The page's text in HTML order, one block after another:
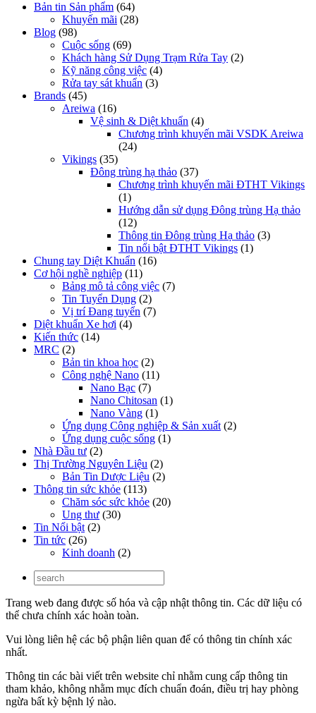
Bản tin Sản phẩm (64)
Khuyến mãi (28)
Blog (98)
Cuộc sống (69)
Khách hàng Sử Dụng Trạm Rửa Tay (2)
Kỹ năng công việc (4)
Rửa tay sát khuẩn (3)
Brands (45)
Areiwa (16)
Vệ sinh & Diệt khuẩn (4)
Chương trình khuyến mãi VSDK Areiwa
(24)
Vikings (35)
Đông trùng hạ thảo (37)
Chương trình khuyến mãi ĐTHT Vikings
(1)
Hướng dẫn sử dụng Đông trùng Hạ thảo
(12)
Thông tin Đông trùng Hạ thảo (3)
Tin nổi bật ĐTHT Vikings (1)
Chung tay Diệt Khuẩn (16)
Cơ hội nghề nghiệp (11)
Bảng mô tả công việc (7)
Tin Tuyển Dụng (2)
Vị trí Đang tuyển (7)
Diệt khuẩn Xe hơi (4)
Kiến thức (14)
MRC (2)
Bản tin khoa học (2)
Công nghệ Nano (11)
Nano Bạc (7)
Nano Chitosan (1)
Nano Vàng (1)
Ứng dụng Công nghiệp & Sản xuất (2)
Ứng dụng cuộc sống (1)
Nhà Đầu tư (2)
Thị Trường Nguyên Liệu (2)
Bản Tin Dược Liệu (2)
Thông tin sức khỏe (113)
Chăm sóc sức khỏe (20)
Ung thư (30)
Tin Nổi bật (2)
Tin tức (26)
Kinh doanh (2)
Trang web đang được số hóa và cập nhật thông tin. Các dữ liệu có
thể chưa chính xác hoàn toàn.
Vui lòng liên hệ các bộ phận liên quan để có thông tin chính xác
nhất.
Thông tin các bài viết trên website chỉ nhằm cung cấp thông tin
tham khảo, không nhằm mục đích chuẩn đoán, điều trị hay phòng
ngừa bất kỳ bệnh lý nào.